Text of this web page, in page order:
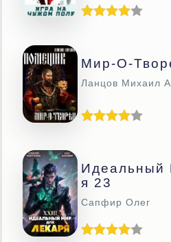
Мир-О-
Ланцов Михаил
Идеальный
Я 23
Сапфир Олег